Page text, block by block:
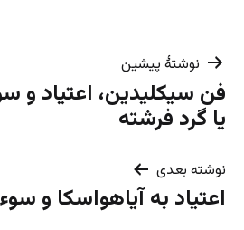
راهبری
نوشته
نوشتهٔ پیشین
یا گرد فرشته
نوشته بعدی
اعتیاد به آیاهواسکا و